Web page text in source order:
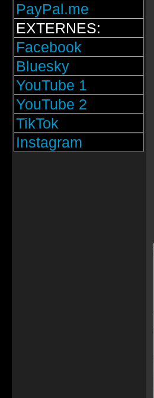
PayPal.me
EXTERNES:
Facebook
Bluesky
YouTube 1
YouTube 2
TikTok
Instagram